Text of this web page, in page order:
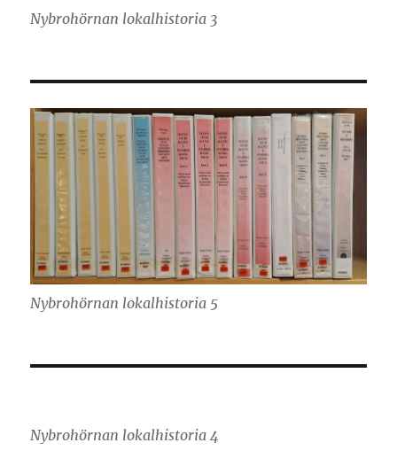
Nybrohörnan lokalhistoria 3
Nybrohörnan lokalhistoria 5
Nybrohörnan lokalhistoria 4